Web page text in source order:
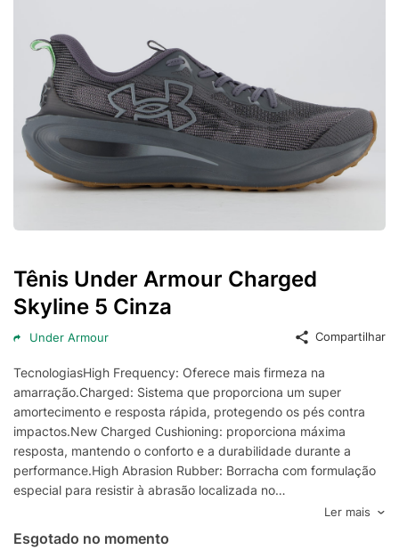
Tênis Under Armour Charged
Skyline 5 Cinza
Under Armour Compartilhar
TecnologiasHigh Frequency: Oferece mais firmeza na
amarração.Charged: Sistema que proporciona um super
amortecimento e resposta rápida, protegendo os pés contra
impactos.New Charged Cushioning: proporciona máxima
resposta, mantendo o conforto e a durabilidade durante a
performance.High Abrasion Rubber: Borracha com formulação
especial para resistir à abrasão localizada no
calcanhar.OrthoLite: Oferece amortecimento leve de perfil
baixo com alta respirabilidade e ação antimicrobiana,
garantindo conforto e higiene sem aumentar o volume interno
Ler mais
Esgotado no momento